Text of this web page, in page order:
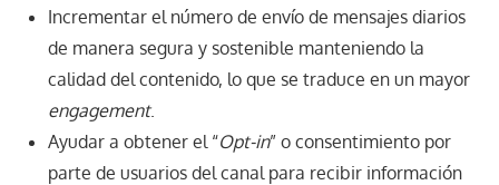
Incrementar el número de envío de mensajes diarios
de manera segura y sostenible manteniendo la
calidad del contenido, lo que se traduce en un mayor
engagement.
Ayudar a obtener el “Opt-in” o consentimiento por
parte de usuarios del canal para recibir información